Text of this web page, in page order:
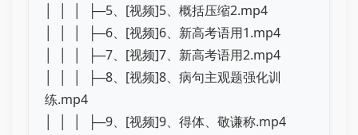
│ │ │ ├─5、[视频]5、概括压缩2.mp4
│ │ │ ├─6、[视频]6、新高考语用1.mp4
│ │ │ ├─7、[视频]7、新高考语用2.mp4
│ │ │ ├─8、[视频]8、病句主观题强化训
练.mp4
│ │ │ ├─9、[视频]9、得体、敬谦称.mp4